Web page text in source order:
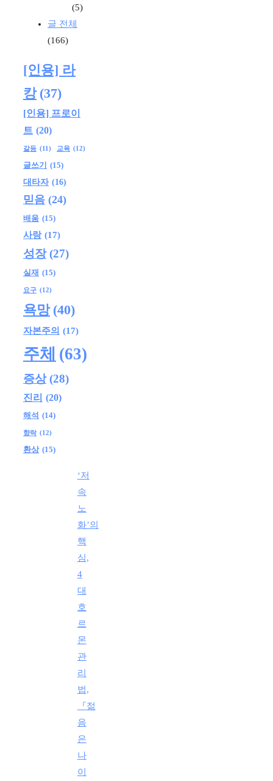
(5)
글 전체
(166)
[인용] 라
캉 (37)
[인용] 프로이
트 (20)
갈등 (11) 교육 (12)
글쓰기
(15)
대타자 (16)
믿음 (24)
배움 (15)
사랑 (17)
성장 (27)
실재 (15)
요구 (12)
욕망 (40)
자본주의 (17)
주체 (63)
증상 (28)
진리 (20)
해석 (14)
향락 (12)
환상 (15)
‘저
속
노
화’의
핵
심,
4
대
호
르
몬
관
리
법,
『젊
음
은
나
이